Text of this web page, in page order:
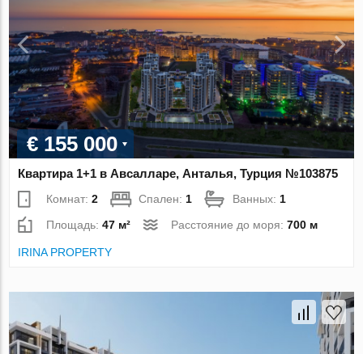
€ 155 000
Квартира 1+1 в Авсалларе, Анталья, Турция №103875
Комнат:2 Спален: 1 Ванных: 1
Площадь:47 м² Расстояние до моря:700 м
IRINA PROPERTY